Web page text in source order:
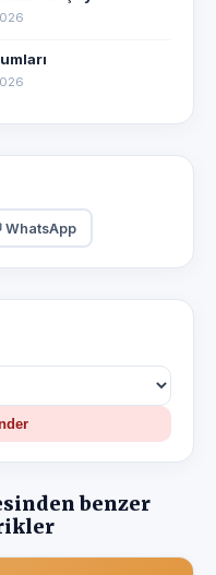
WhatsApp
benzer